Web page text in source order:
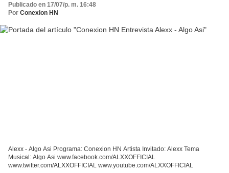
Publicado en 17/07/p. m. 16:48
Por Conexion HN
Alexx - Algo Asi Programa: Conexion HN Artista Invitado: Alexx Tema
Musical: Algo Asi www.facebook.com/ALXXOFFICIAL
www.twitter.com/ALXXOFFICIAL www.youtube.com/ALXXOFFICIAL